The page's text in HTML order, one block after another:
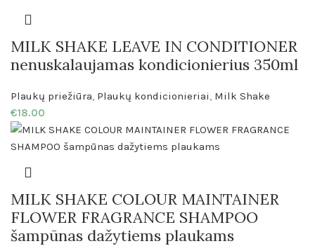
MILK SHAKE LEAVE IN CONDITIONER
nenuskalaujamas kondicionierius 350ml
Plaukų priežiūra, Plaukų kondicionieriai, Milk Shake
€18.00
MILK SHAKE COLOUR MAINTAINER
FLOWER FRAGRANCE SHAMPOO
šampūnas dažytiems plaukams